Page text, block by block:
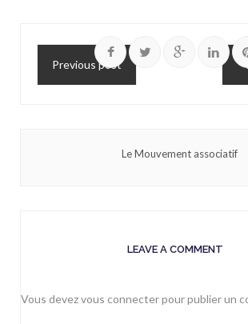
Previous post
Le Mouvement associatif
LEAVE A COMMENT
Vous devezvous connecterpour publier un